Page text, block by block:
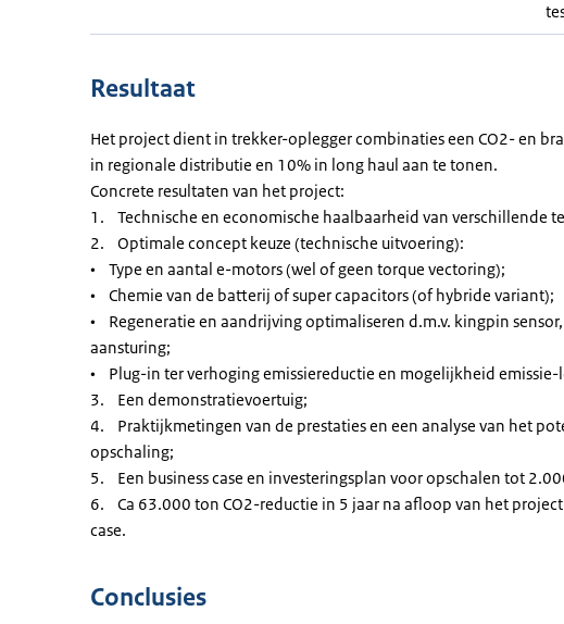
Resultaat
Het project dient in trekker-oplegger combinaties een CO2- en
in regionale distributie en 10% in long haul aan te tonen.
Concrete resultaten van het project:
1. Technische en economische haalbaarheid van verschillende
2. Optimale concept keuze (technische uitvoering):
• Type en aantal e-motors (wel of geen torque vectoring);
• Chemie van de batterij of super capacitors (of hybride variant);
• Regeneratie en aandrijving optimaliseren d.m.v. kingpin
aansturing;
• Plug-in ter verhoging emissiereductie en mogelijkheid emissie-
3. Een demonstratievoertuig;
4. Praktijkmetingen van de prestaties en een analyse van het
opschaling;
5. Een business case en investeringsplan voor opschalen tot
6. Ca 63.000 ton CO2-reductie in 5 jaar na afloop van het
case.
Conclusies